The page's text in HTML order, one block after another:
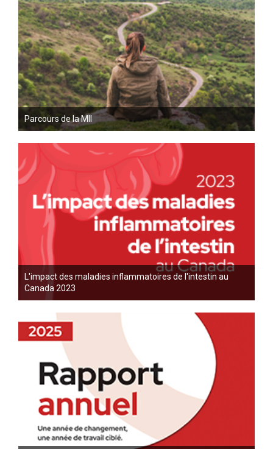
Parcours de la MII
L'impact des maladies inflammatoires de l'intestin au
Canada 2023